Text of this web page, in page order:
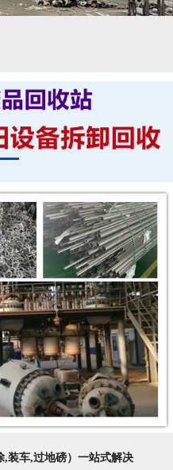
,装车,过地磅）一站式解决